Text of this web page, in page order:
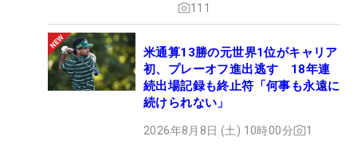
111
米通算13勝の元世界1位がキャリア
初、プレーオフ進出逃す 18年連
続出場記録も終止符「何事も永遠に
続けられない」
2026年8月8日 (土) 10時00分 1